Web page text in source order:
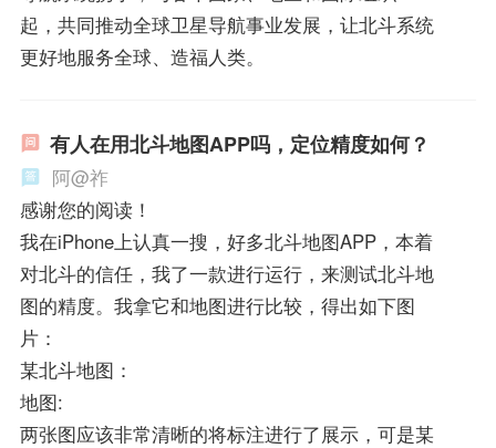
起，共同推动全球卫星导航事业发展，让北斗系统
更好地服务全球、造福人类。
有人在用北斗地图APP吗，定位精度如何？
阿@祚
感谢您的阅读！
我在iPhone上认真一搜，好多北斗地图APP，本着
对北斗的信任，我了一款进行运行，来测试北斗地
图的精度。我拿它和地图进行比较，得出如下图
片：
某北斗地图：
地图:
两张图应该非常清晰的将标注进行了展示，可是某